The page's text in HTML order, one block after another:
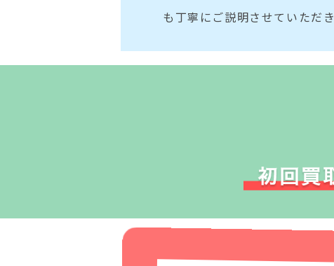
も丁寧にご説明させていただ